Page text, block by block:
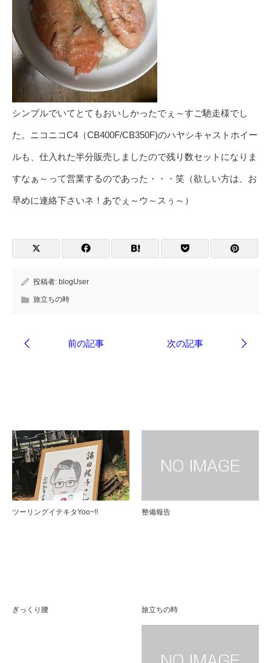
シンプルでいてとてもおいしかったでぇ～すご馳走様でし
た。ニコニコC4（CB400F/CB350F)のハヤシキャストホイー
ルも、仕入れた半分販売しましたので残り数セットになりま
すなぁ～って営業するのであった・・・笑（欲しい方は、お
早めに連絡下さいネ！あでぇ～ウ～スぅ～）
投稿者: blogUser
旅立ちの時
ツーリングイテキタYoo~!! 整備報告
ぎっくり腰 旅立ちの時